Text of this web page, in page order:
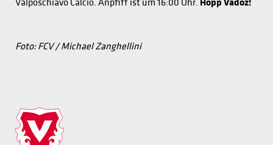
Valposchiavo Calcio. Anpfiff ist um 16:00 Uhr. Hopp Vadoz!
Foto: FCV / Michael Zanghellini